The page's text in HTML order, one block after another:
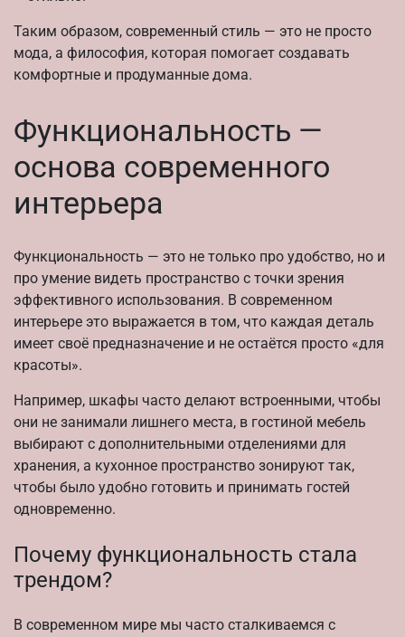
Таким образом, современный стиль — это не просто
мода, а философия, которая помогает создавать
комфортные и продуманные дома.
Функциональность —
основа современного
интерьера
Функциональность — это не только про удобство, но и
про умение видеть пространство с точки зрения
эффективного использования. В современном
интерьере это выражается в том, что каждая деталь
имеет своё предназначение и не остаётся просто «для
красоты».
Например, шкафы часто делают встроенными, чтобы
они не занимали лишнего места, в гостиной мебель
выбирают с дополнительными отделениями для
хранения, а кухонное пространство зонируют так,
чтобы было удобно готовить и принимать гостей
одновременно.
Почему функциональность стала
трендом?
В современном мире мы часто сталкиваемся с